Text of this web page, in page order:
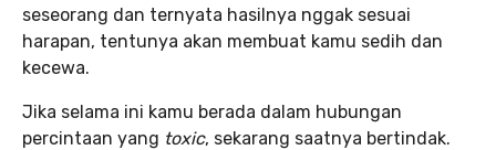
seseorang dan ternyata hasilnya nggak sesuai
harapan, tentunya akan membuat kamu sedih dan
kecewa.
Jika selama ini kamu berada dalam hubungan
percintaan yang toxic, sekarang saatnya bertindak.